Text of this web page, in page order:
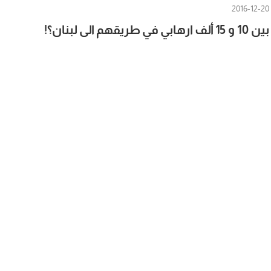
2016-12-20
بين 10 و 15 ألف ارهابي في طريقهم الى لبنان؟!